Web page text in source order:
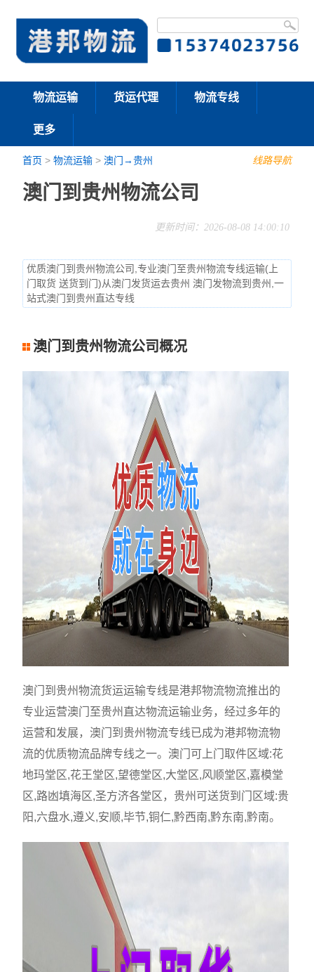
物流运输 货运代理 物流专线
更多
线路导航
首页 >物流运输 >澳门→贵州
澳门到贵州物流公司
更新时间：2026-08-08 14:00:10
优质澳门到贵州物流公司,专业澳门至贵州物流专线运输(上
门取货 送货到门)从澳门发货运去贵州 澳门发物流到贵州,一
站式澳门到贵州直达专线
澳门到贵州物流公司概况
澳门到贵州物流货运运输专线是港邦物流物流推出的
专业运营澳门至贵州直达物流运输业务，经过多年的
运营和发展，澳门到贵州物流专线已成为港邦物流物
流的优质物流品牌专线之一。澳门可上门取件区域:花
地玛堂区,花王堂区,望德堂区,大堂区,风顺堂区,嘉模堂
区,路凼填海区,圣方济各堂区，贵州可送货到门区域:贵
阳,六盘水,遵义,安顺,毕节,铜仁,黔西南,黔东南,黔南。